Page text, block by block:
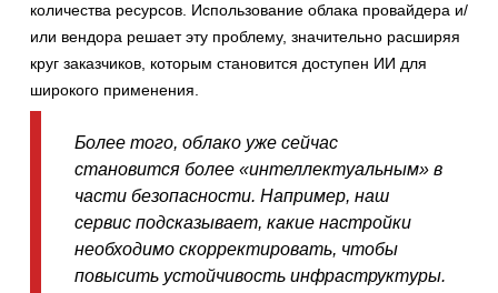
количества ресурсов. Использование облака провайдера и/
или вендора решает эту проблему, значительно расширяя
круг заказчиков, которым становится доступен ИИ для
широкого применения.
Более того, облако уже сейчас
становится более «интеллектуальным» в
части безопасности. Например, наш
сервис подсказывает, какие настройки
необходимо скорректировать, чтобы
повысить устойчивость инфраструктуры.